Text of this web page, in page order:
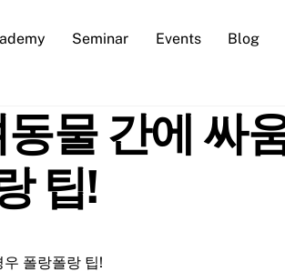
Seminar Events Blog
물 간에 싸
팁!
폴랑폴랑 팁!